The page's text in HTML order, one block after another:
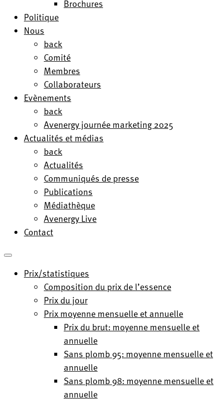
Brochures
Politique
Nous
back
Comité
Membres
Collaborateurs
Evènements
back
Avenergy journée marketing 2025
Actualités et médias
back
Actualités
Communiqués de presse
Publications
Médiathèque
Avenergy Live
Contact
Prix/statistiques
Composition du prix de l’essence
Prix du jour
Prix moyenne mensuelle et annuelle
Prix du brut: moyenne mensuelle et
annuelle
Sans plomb 95: moyenne mensuelle et
annuelle
Sans plomb 98: moyenne mensuelle et
annuelle